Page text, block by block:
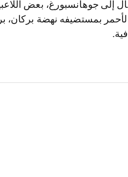
بمستضيفه نهضة بركان،